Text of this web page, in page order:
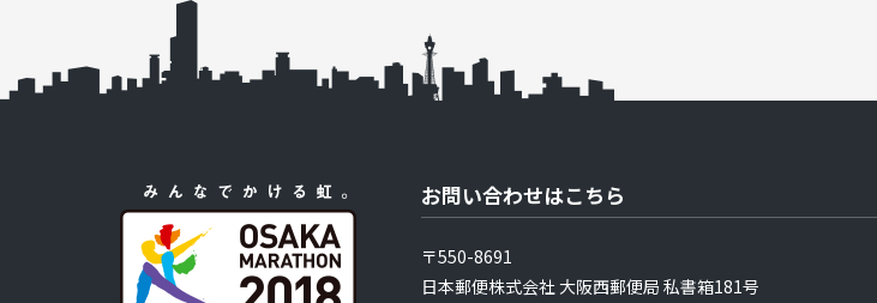
お問い合わせはこちら
〒550-8691
日本郵便株式会社 大阪西郵便局 私書箱181号